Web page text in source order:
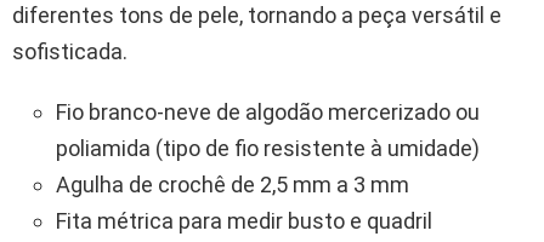
diferentes tons de pele, tornando a peça versátil e
sofisticada.
Fio branco-neve de algodão mercerizado ou
poliamida (tipo de fio resistente à umidade)
Agulha de crochê de 2,5 mm a 3 mm
Fita métrica para medir busto e quadril